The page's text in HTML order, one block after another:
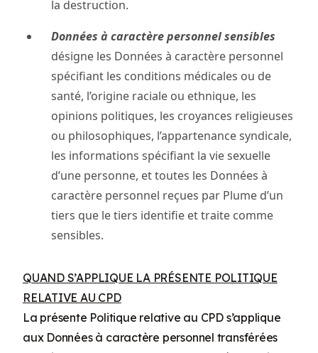
la destruction.
Données à caractère personnel sensibles
désigne les Données à caractère personnel
spécifiant les conditions médicales ou de
santé, l’origine raciale ou ethnique, les
opinions politiques, les croyances religieuses
ou philosophiques, l’appartenance syndicale,
les informations spécifiant la vie sexuelle
d’une personne, et toutes les Données à
caractère personnel reçues par Plume d’un
tiers que le tiers identifie et traite comme
sensibles.
QUAND S’APPLIQUE LA PRÉSENTE POLITIQUE
RELATIVE AU CPD
La présente Politique relative au CPD s’applique
aux Données à caractère personnel transférées